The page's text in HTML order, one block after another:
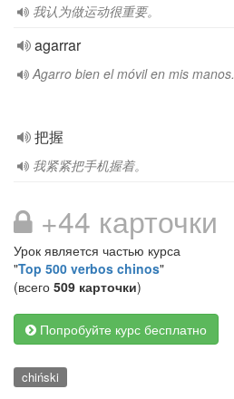
我认为做运动很重要。
agarrar
Agarro bien el móvil en mis manos.
把握
我紧紧把手机握着。
+44 карточки
Урок является частью курса
"Top 500 verbos chinos"
(всего 509 карточки)
Попробуйте курс бесплатно
chiński